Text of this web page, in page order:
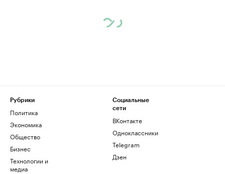
Рубрики
Политика
Экономика
Общество
Бизнес
Технологии и
медиа
Социальные
сети
ВКонтакте
Одноклассники
Telegram
Дзен